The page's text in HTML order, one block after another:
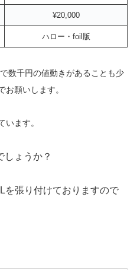
¥20,000
ハロー・foil版
数千円の値動きがあることも少
お願いします。
ます。
しょうか？
を張り付けておりますので